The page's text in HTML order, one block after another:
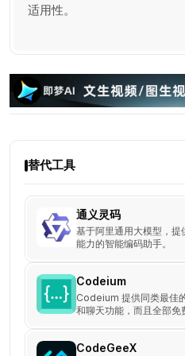
适用性。
替代工具
通义灵码
基于阿里通用大模型，
能力的智能编码助手。
Codeium
Codeium 提供同类最佳
和聊天功能，而且全部
CodeGeeX